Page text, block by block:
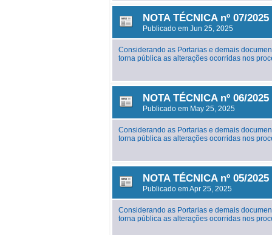
NOTA TÉCNICA nº 07/
Publicado em Jun 25, 2025
Considerando as Portarias e demais
torna pública as alterações ocorridas nos
NOTA TÉCNICA nº 06/
Publicado em May 25, 2025
Considerando as Portarias e demais
torna pública as alterações ocorridas nos
NOTA TÉCNICA nº 05/
Publicado em Apr 25, 2025
Considerando as Portarias e demais
torna pública as alterações ocorridas nos